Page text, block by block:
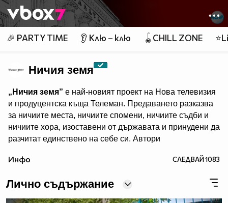
Member of
👾
🎉 PARTY TIME 👂 Клю – клю 🪀CHILL ZONE
Ничия земя
„Ничия земя” е най-новият проект на Нова телевизия
и продуцентска къща Телеман. Предаването разказва
за ничиите места, ничиите спомени, ничиите съдби и
ничиите хора, изоставени от държавата и принудени да
разчитат единствено на себе си. Автори
Елена Чопакова, „виновна” за човешките
срещат с обикновените преди да станат необикновени.
Инфо СЛЕДВАЙ1083
Лично съдържание